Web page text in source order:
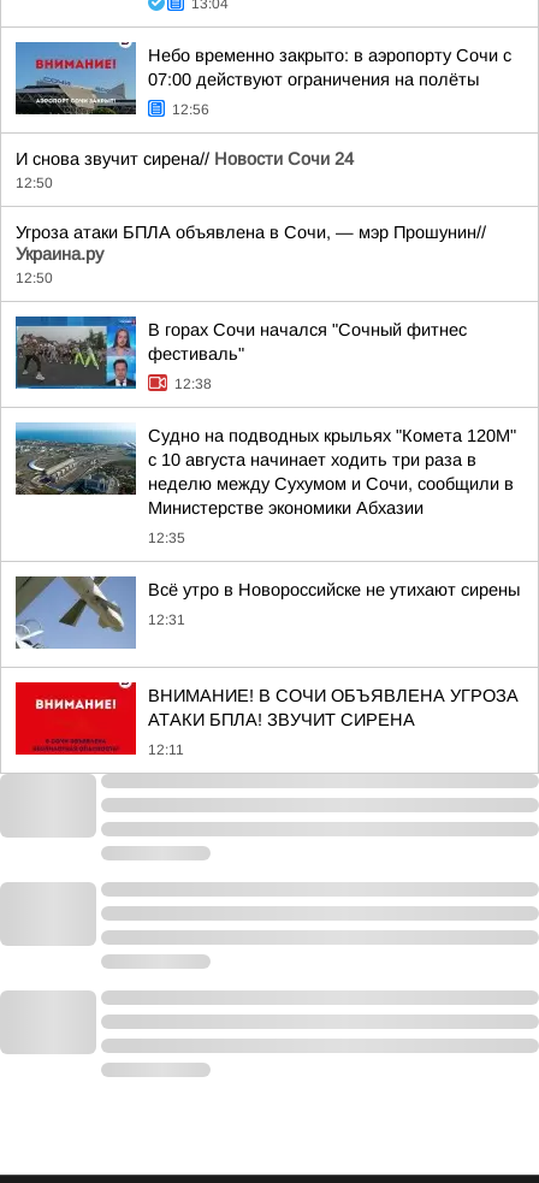
Небо временно закрыто: в аэропорту Сочи с
07:00 действуют ограничения на полёты
12:56
И снова звучит сирена// Новости Сочи 24
12:50
Угроза атаки БПЛА объявлена в Сочи, — мэр Прошунин//
Украина.ру
12:50
В горах Сочи начался "Сочный фитнес
фестиваль"
12:38
Судно на подводных крыльях "Комета 120М"
с 10 августа начинает ходить три раза в
неделю между Сухумом и Сочи, сообщили в
Министерстве экономики Абхазии
12:35
Всё утро в Новороссийске не утихают сирены
12:31
ВНИМАНИЕ! В СОЧИ ОБЪЯВЛЕНА УГРОЗА
АТАКИ БПЛА! ЗВУЧИТ СИРЕНА
12:11